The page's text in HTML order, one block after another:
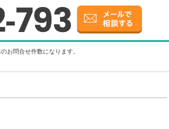
793
お問合せ件数になります。